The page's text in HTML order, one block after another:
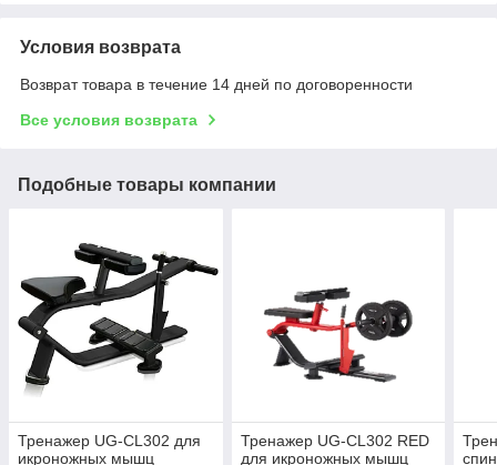
Условия возврата
Возврат товара в течение 14 дней по договоренности
Все условия возврата
Подобные товары компании
Тренажер UG-CL302 для
икроножных мышц
Тренажер UG-CL302 RED
для икроножных мышц